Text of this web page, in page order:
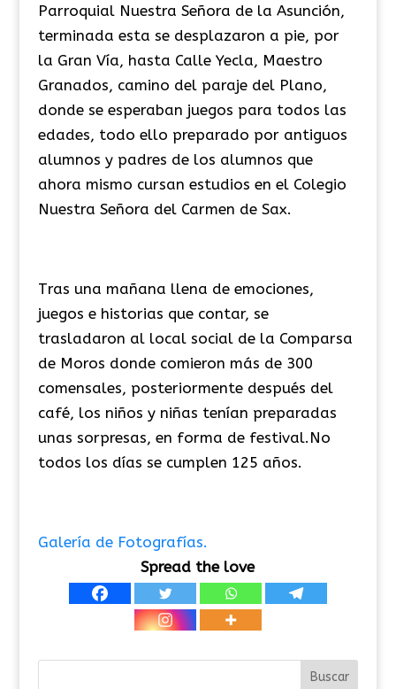
Parroquial Nuestra Señora de la Asunción,
terminada esta se desplazaron a pie, por
la Gran Vía, hasta Calle Yecla, Maestro
Granados, camino del paraje del Plano,
donde se esperaban juegos para todos las
edades, todo ello preparado por antiguos
alumnos y padres de los alumnos que
ahora mismo cursan estudios en el Colegio
Nuestra Señora del Carmen de Sax.
Tras una mañana llena de emociones,
juegos e historias que contar, se
trasladaron al local social de la Comparsa
de Moros donde comieron más de 300
comensales, posteriormente después del
café, los niños y niñas tenían preparadas
unas sorpresas, en forma de festival.No
todos los días se cumplen 125 años.
Galería de Fotografías.
Spread the love